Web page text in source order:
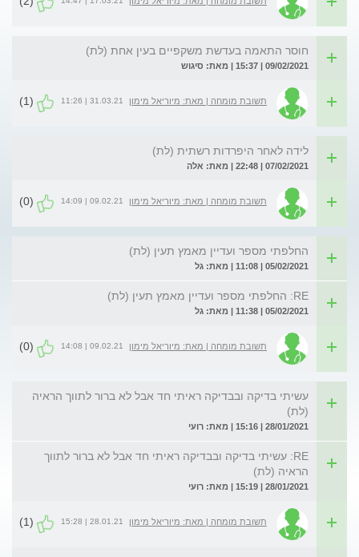
חוסר התאמה בעדשת משקפיים בעין אחת (לת)
09/02/2021 | 15:37 | מאת: סיגוש
תשובת מומחה | מאת: מיוריאל מימון 31.03.21 | 11:26
(1)
לידה לאחר היפרדות רשתית (לת)
07/02/2021 | 22:48 | מאת: אלה
תשובת מומחה | מאת: מיוריאל מימון 09.02.21 | 14:09
(0)
החלפתי מספר ועדיין מאמץ תעין (לת)
05/02/2021 | 11:08 | מאת: גל
RE: החלפתי מספר ועדיין מאמץ תעין (לת)
05/02/2021 | 11:38 | מאת: גל
תשובת מומחה | מאת: מיוריאל מימון 09.02.21 | 14:08
(0)
עשיתי בדיקה ובבדיקה ראיתי חד אבל לא ברור לתווך הראיה
(לת)
28/01/2021 | 15:16 | מאת: רועי
RE: עשיתי בדיקה ובבדיקה ראיתי חד אבל לא ברור לתווך
הראיה (לת)
28/01/2021 | 15:19 | מאת: רועי
תשובת מומחה | מאת: מיוריאל מימון 28.01.21 | 15:28
(1)